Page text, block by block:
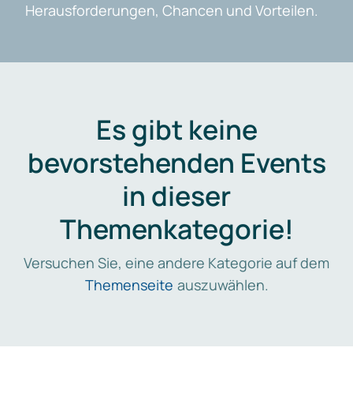
Herausforderungen, Chancen und Vorteilen.
Es gibt keine
bevorstehenden Events
in dieser
Themenkategorie!
Versuchen Sie, eine andere Kategorie auf dem
Themenseite auszuwählen.